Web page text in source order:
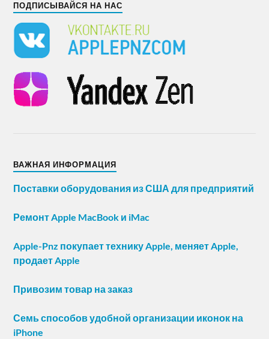
ПОДПИСЫВАЙСЯ НА НАС
ВАЖНАЯ ИНФОРМАЦИЯ
Поставки оборудования из США для предприятий
Ремонт Apple MacBook и iMac
Apple-Pnz покупает технику Apple, меняет Apple,
продает Apple
Привозим товар на заказ
Семь способов удобной организации иконок на
iPhone